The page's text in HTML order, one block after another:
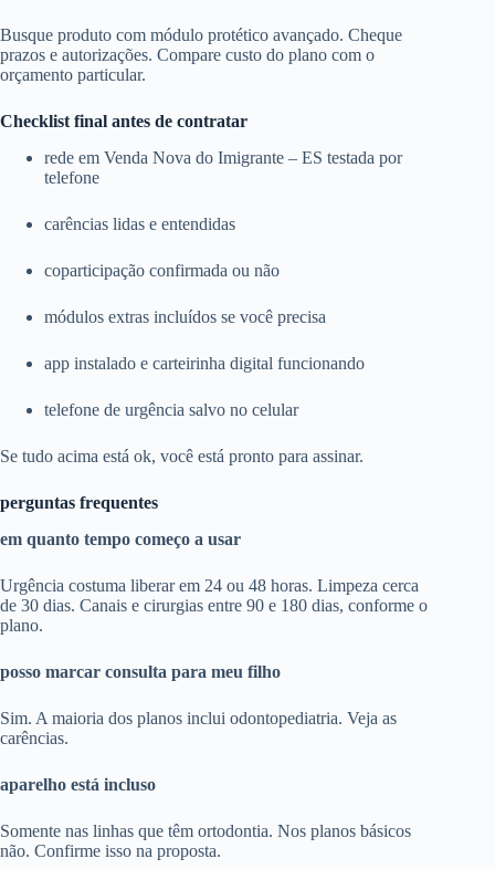
Busque produto com módulo protético avançado. Cheque
prazos e autorizações. Compare custo do plano com o
orçamento particular.
Checklist final antes de contratar
rede em Venda Nova do Imigrante – ES testada por
telefone
carências lidas e entendidas
coparticipação confirmada ou não
módulos extras incluídos se você precisa
app instalado e carteirinha digital funcionando
telefone de urgência salvo no celular
Se tudo acima está ok, você está pronto para assinar.
perguntas frequentes
em quanto tempo começo a usar
Urgência costuma liberar em 24 ou 48 horas. Limpeza cerca
de 30 dias. Canais e cirurgias entre 90 e 180 dias, conforme o
plano.
posso marcar consulta para meu filho
Sim. A maioria dos planos inclui odontopediatria. Veja as
carências.
aparelho está incluso
Somente nas linhas que têm ortodontia. Nos planos básicos
não. Confirme isso na proposta.